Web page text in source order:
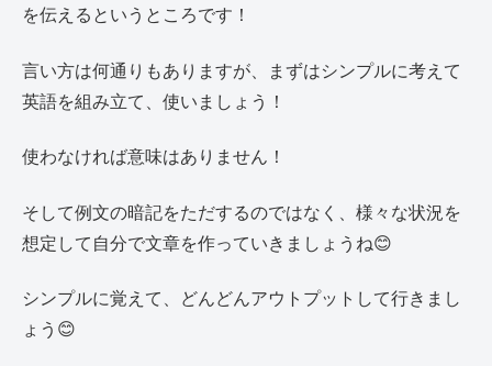
を伝えるというところです！
言い方は何通りもありますが、まずはシンプルに考えて
英語を組み立て、使いましょう！
使わなければ意味はありません！
そして例文の暗記をただするのではなく、様々な状況を
想定して自分で文章を作っていきましょうね😊
シンプルに覚えて、どんどんアウトプットして行きまし
ょう😊